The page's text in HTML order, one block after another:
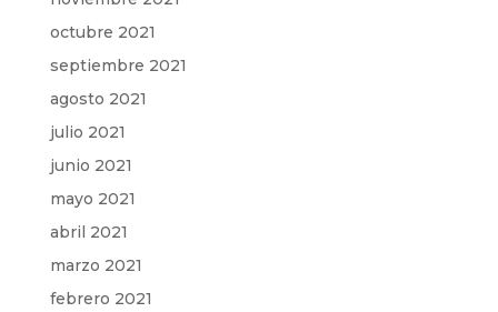
octubre 2021
septiembre 2021
agosto 2021
julio 2021
junio 2021
mayo 2021
abril 2021
marzo 2021
febrero 2021